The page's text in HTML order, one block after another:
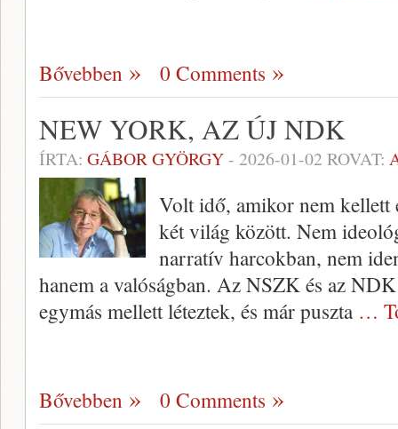
Bővebben 0 Comments
NEW YORK, AZ ÚJ NDK
ÍRTA: GÁBOR GYÖRGY- 2026-01-02 ROVAT:
Volt idő, amikor nem kellett
két világ között. Nem
narratív harcokban, nem
hanem a valóságban. Az NSZK és az
egymás mellett léteztek, és már puszta …
Bővebben 0 Comments